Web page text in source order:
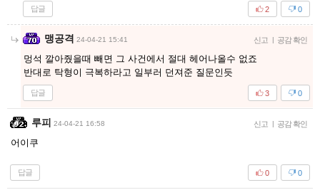
답글 0
2
맹공격 24-04-21 15:41 신고 | 공감 확인
멍석 깔아줬을때 빼면 그 사건에서 절대 헤어나올수 없죠
반대로 탁형이 극복하라고 일부러 던져준 질문인듯
답글 0
3
루피 24-04-21 16:58 신고 | 공감 확인
어이쿠
답글 0
0